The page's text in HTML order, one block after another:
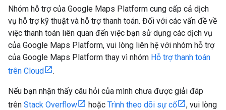
Nhóm hỗ trợ của Google Maps Platform cung cấp cả dịch
vụ hỗ trợ kỹ thuật và hỗ trợ thanh toán. Đối với các vấn đề về
việc thanh toán liên quan đến việc bạn sử dụng các dịch vụ
của Google Maps Platform, vui lòng liên hệ với nhóm hỗ trợ
của Google Maps Platform thay vì nhóm Hỗ trợ thanh toán
trên Cloud
.
Nếu bạn nhận thấy câu hỏi của mình chưa được giải đáp
trên Stack Overflow hoặc Trình theo dõi sự cố
, vui lòng